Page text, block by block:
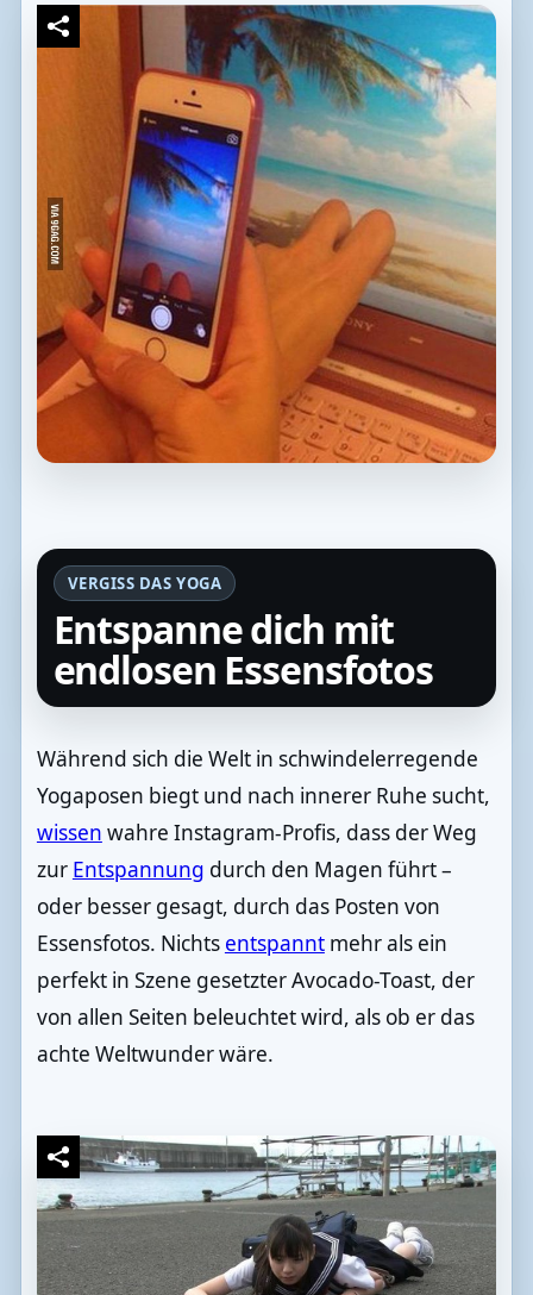
VERGISS DAS YOGA
Entspanne dich mit
endlosen Essensfotos
Während sich die Welt in schwindelerregende
Yogaposen biegt und nach innerer Ruhe sucht,
wissen wahre Instagram-Profis, dass der Weg
zur Entspannung durch den Magen führt –
oder besser gesagt, durch das Posten von
Essensfotos. Nichts entspanntmehr als ein
perfekt in Szene gesetzter Avocado-Toast, der
von allen Seiten beleuchtet wird, als ob er das
achte Weltwunder wäre.